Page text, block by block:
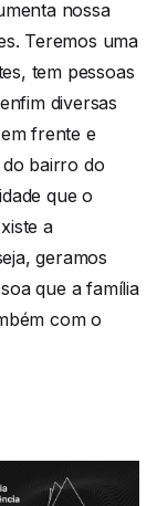
nossa
Teremos uma
tem pessoas
diversas
frente e
bairro do
que o
a
geramos
que a família
com o